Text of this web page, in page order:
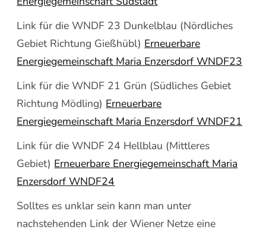
Link für die WNDF 23 Dunkelblau (Nördliches
Gebiet Richtung Gießhübl) Erneuerbare
Energiegemeinschaft Maria Enzersdorf WNDF23
Link für die WNDF 21 Grün (Südliches Gebiet
Richtung Mödling) Erneuerbare
Energiegemeinschaft Maria Enzersdorf WNDF21
Link für die WNDF 24 Hellblau (Mittleres
Gebiet) Erneuerbare Energiegemeinschaft Maria
Enzersdorf WNDF24
Solltes es unklar sein kann man unter
nachstehenden Link der Wiener Netze eine